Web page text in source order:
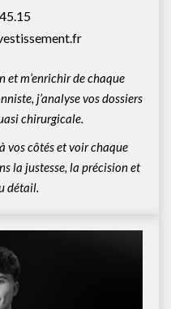
et m’enrichir de chaque
j’analyse vos dossiers
chirurgicale.
vos côtés et voir chaque
la justesse, la précision et
détail.